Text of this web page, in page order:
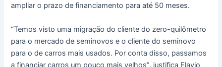
ampliar o prazo de financiamento para até 50 meses.
“Temos visto uma migração do cliente do zero-quilômetro
para o mercado de seminovos e o cliente do seminovo
para o de carros mais usados. Por conta disso, passamos
a financiar carros um pouco mais velhos”, justifica Flavio